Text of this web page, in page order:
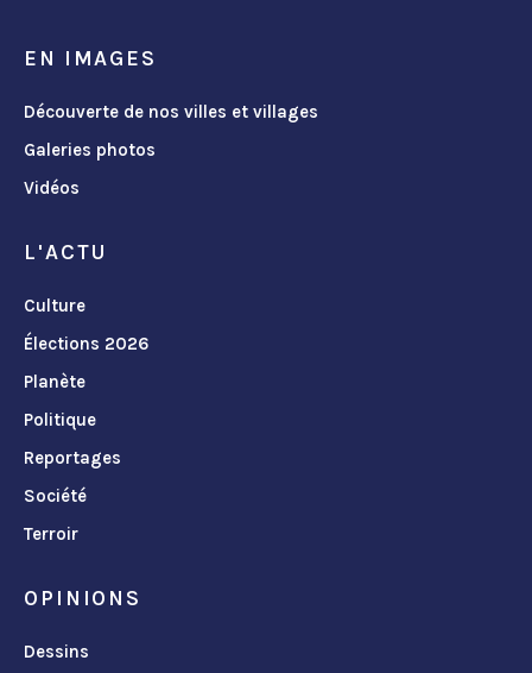
EN IMAGES
Découverte de nos villes et villages
Galeries photos
Vidéos
L'ACTU
Culture
Élections 2026
Planète
Politique
Reportages
Société
Terroir
OPINIONS
Dessins